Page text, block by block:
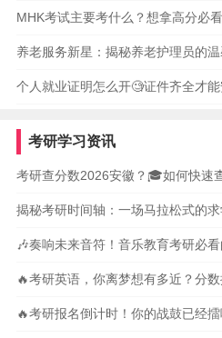
MHK考试主要考什么？想拿高分必
养老服务新星：揭秘养老护理员的
个人就业证明怎么开🧐证件齐全才
考研学习资讯
考研查分数2026安徽？🎓如何快速
揭秘考研时间轴：一场马拉松式的求
🎶奏响未来音符！音乐教育考研必
🔥考研英语，你离梦想有多近？分
🔥考研报名倒计时！你的战鼓已经